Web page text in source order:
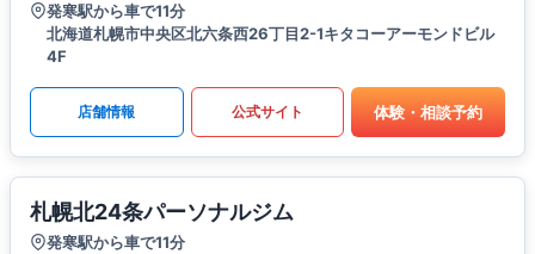
発寒駅から車で11分
北海道札幌市中央区北六条西26丁目2-1キタコーアーモンドビル
4F
店舗情報 公式サイト 体験・相談予約
札幌北24条パーソナルジム
発寒駅から車で11分